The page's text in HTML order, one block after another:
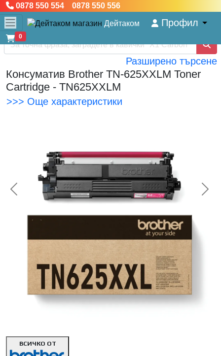
0878 550 554 0878 550 556
Дейтаком Профил
0
Разширено търсене
Консуматив Brother TN-625XXLM Toner
Cartridge - TN625XXLM
>>> Още характеристики
<< Предишна
ВСИЧКО ОТ